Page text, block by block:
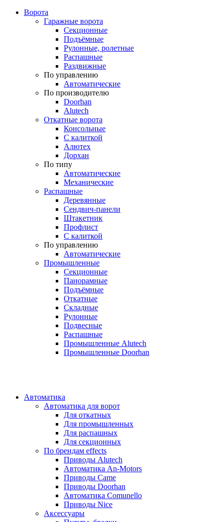
Ворота
Гаражные ворота
Секционные
Подъёмные
Рулонные, ролетные
Распашные
Раздвижные
По управлению
Автоматические
По производителю
Doorhan
Alutech
Откатные ворота
Консольные
С калиткой
Алютех
Дорхан
По типу
Автоматические
Механические
Распашные
Деревянные
Сендвич-панели
Штакетник
Профлист
С калиткой
По управлению
Автоматические
Промышленные
Секционные
Панорамные
Подъёмные
Откатные
Складные
Рулонные
Подвесные
Распашные
Промышленные Alutech
Промышленные Doorhan
Автоматика
Автоматика для ворот
Для откатных
Для промышленных
Для распашных
Для секционных
По брендам effects
Приводы Alutech
Автоматика An-Motors
Приводы Came
Приводы Doorhan
Автоматика Comunello
Приводы Nice
Аксессуары